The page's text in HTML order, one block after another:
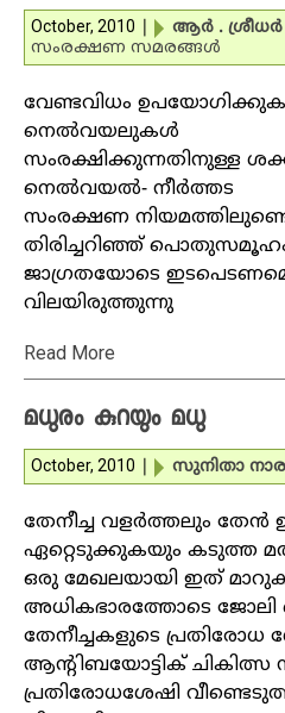
October, 2010 ആര്‍ . ശ്രീധര്‍
സംരക്ഷണ സമരങ്ങള്‍
വേണ്ടവിധം
നെല്‍വയലുകള്‍
സംരക്ഷിക്കുന്നതിനുള്ള
നെല്‍വയല്‍- നീര്‍ത്തട
സംരക്ഷണ
തിരിച്ചറിഞ്ഞ്
ജാഗ്രതയോടെ
വിലയിരുത്തുന്നു
Read More
മധുരം കുറയും മധു
October, 2010 സുനിതാ
തേനീച്ച വളര്‍ത്തലും
ഏറ്റെടുക്കുകയും കടുത്ത
ഒരു മേഖലയായി ഇത്
അധികഭാരത്തോടെ ജോലി
തേനീച്ചകളുടെ പ്രതിരോധ
ആന്റിബയോട്ടിക്
പ്രതിരോധശേഷി